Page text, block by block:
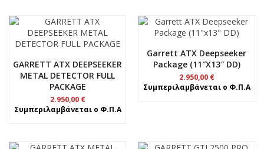
GARRETT ATX DEEPSEEKER
METAL DETECTOR FULL
PACKAGE
2.950,00 €
Συμπεριλαμβάνεται ο Φ.Π.Α
Garrett ATX Deepseeker
Package (11″x13″ DD)
2.950,00 €
Συμπεριλαμβάνεται ο Φ.Π.Α